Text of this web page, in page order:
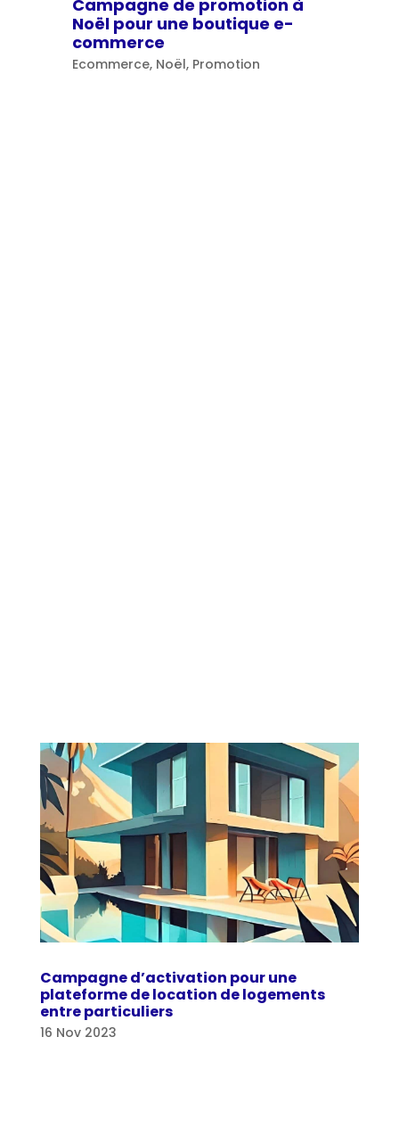
Campagne de promotion à
Noël pour une boutique e-
commerce
Ecommerce, Noël, Promotion
Campagne d’activation pour une
plateforme de location de logements
entre particuliers
16 Nov 2023